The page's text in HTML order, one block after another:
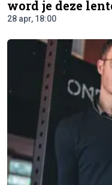
word je deze
28 apr, 18:00